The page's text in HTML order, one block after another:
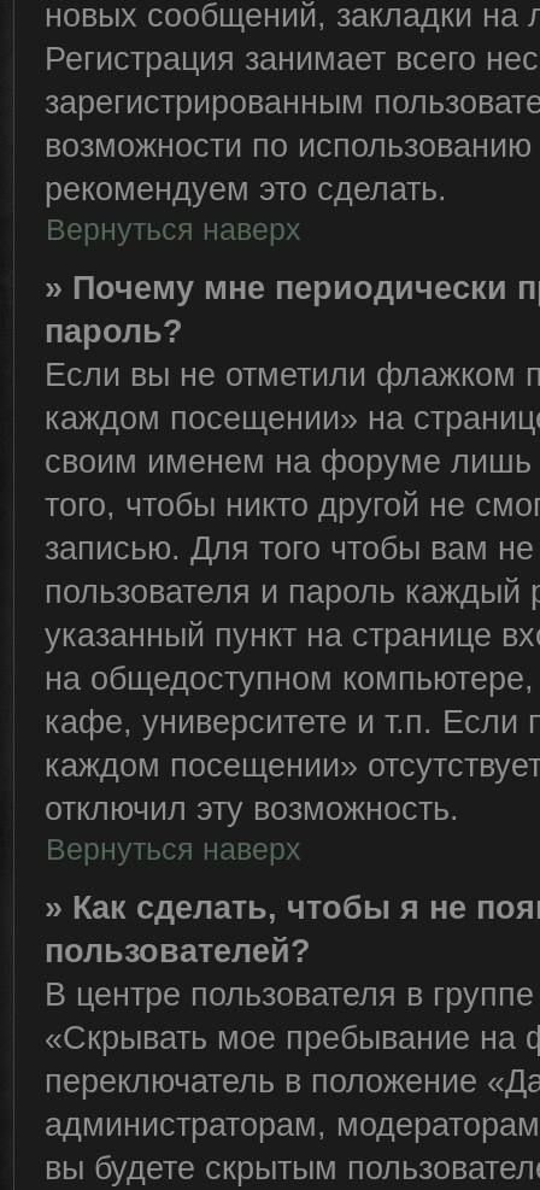
новых сообщений, закладки
Регистрация занимает всего
зарегистрированным
возможности по
рекомендуем это сделать.
Вернуться наверх
» Почему мне периодически
пароль?
Если вы не отметили флажком
каждом посещении» на
своим именем на форуме лишь
того, чтобы никто другой не
записью. Для того чтобы вам
пользователя и пароль
указанный пункт на странице
на общедоступном
кафе, университете и т.п. Если
каждом посещении»
отключил эту возможность.
Вернуться наверх
» Как сделать, чтобы я не
пользователей?
В центре пользователя в
«Скрывать мое пребывание на
переключатель в положение
администраторам,
вы будете скрытым